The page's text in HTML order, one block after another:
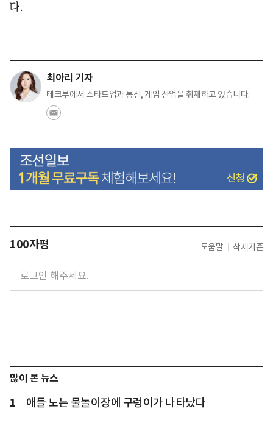
다.
최아리 기자
테크부에서 스타트업과 통신, 게임 산업을 취재하고 있습니다.
100자평 도움말 삭제기준
많이 본 뉴스
1 애들 노는 물놀이장에 구렁이가 나타났다